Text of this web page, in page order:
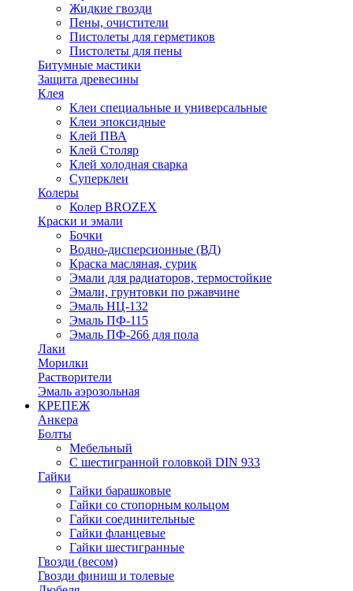
Жидкие гвозди
Пены, очистители
Пистолеты для герметиков
Пистолеты для пены
Битумные мастики
Защита древесины
Клея
Клеи специальные и универсальные
Клеи эпоксидные
Клей ПВА
Клей Столяр
Клей холодная сварка
Суперклеи
Колеры
Колер BROZEX
Краски и эмали
Бочки
Водно-дисперсионные (ВД)
Краска масляная, сурик
Эмали для радиаторов, термостойкие
Эмали, грунтовки по ржавчине
Эмаль НЦ-132
Эмаль ПФ-115
Эмаль ПФ-266 для пола
Лаки
Морилки
Растворители
Эмаль аэрозольная
КРЕПЕЖ
Анкера
Болты
Мебельный
С шестигранной головкой DIN 933
Гайки
Гайки барашковые
Гайки со стопорным кольцом
Гайки соединительные
Гайки фланцевые
Гайки шестигранные
Гвозди (весом)
Гвозди финиш и толевые